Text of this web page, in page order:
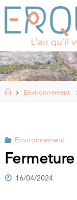
Skip
content
HomeEnvironnement
Environnement
16/04/2024